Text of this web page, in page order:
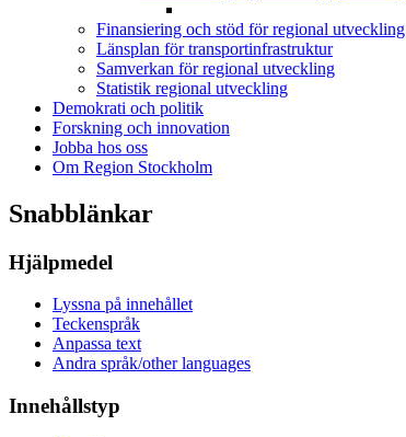
Finansiering och stöd för regional utveckling
Länsplan för transportinfrastruktur
Samverkan för regional utveckling
Statistik regional utveckling
Demokrati och politik
Forskning och innovation
Jobba hos oss
Om Region Stockholm
Snabblänkar
Hjälpmedel
Lyssna på innehållet
Teckenspråk
Anpassa text
Andra språk/other languages
Innehållstyp